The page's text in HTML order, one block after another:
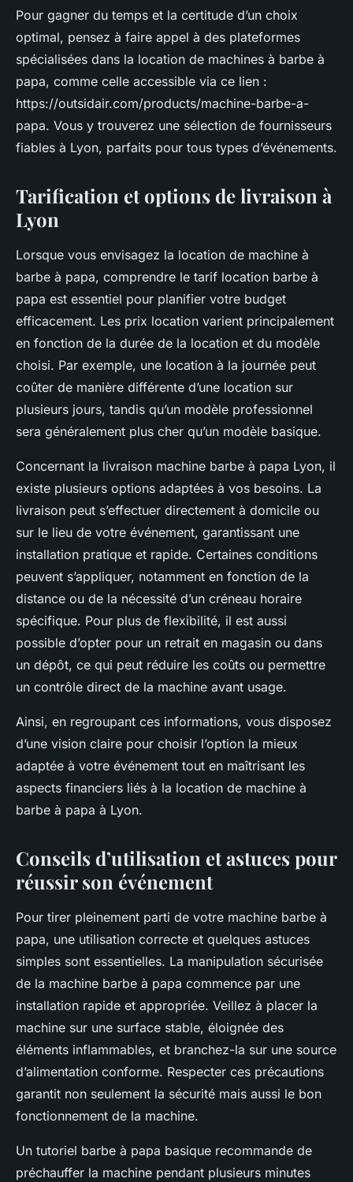
Pour gagner du temps et la certitude d’un choix
optimal, pensez à faire appel à des plateformes
spécialisées dans la location de machines à barbe à
papa, comme celle accessible via ce lien :
https://outsidair.com/products/machine-barbe-a-
papa. Vous y trouverez une sélection de fournisseurs
fiables à Lyon, parfaits pour tous types d’événements.
Tarification et options de livraison à
Lyon
Lorsque vous envisagez la location de machine à
barbe à papa, comprendre le tarif location barbe à
papa est essentiel pour planifier votre budget
efficacement. Les prix location varient principalement
en fonction de la durée de la location et du modèle
choisi. Par exemple, une location à la journée peut
coûter de manière différente d’une location sur
plusieurs jours, tandis qu’un modèle professionnel
sera généralement plus cher qu’un modèle basique.
Concernant la livraison machine barbe à papa Lyon, il
existe plusieurs options adaptées à vos besoins. La
livraison peut s’effectuer directement à domicile ou
sur le lieu de votre événement, garantissant une
installation pratique et rapide. Certaines conditions
peuvent s’appliquer, notamment en fonction de la
distance ou de la nécessité d’un créneau horaire
spécifique. Pour plus de flexibilité, il est aussi
possible d’opter pour un retrait en magasin ou dans
un dépôt, ce qui peut réduire les coûts ou permettre
un contrôle direct de la machine avant usage.
Ainsi, en regroupant ces informations, vous disposez
d’une vision claire pour choisir l’option la mieux
adaptée à votre événement tout en maîtrisant les
aspects financiers liés à la location de machine à
barbe à papa à Lyon.
Conseils d’utilisation et astuces pour
réussir son événement
Pour tirer pleinement parti de votre machine barbe à
papa, une utilisation correcte et quelques astuces
simples sont essentielles. La manipulation sécurisée
de la machine barbe à papa commence par une
installation rapide et appropriée. Veillez à placer la
machine sur une surface stable, éloignée des
éléments inflammables, et branchez-la sur une source
d’alimentation conforme. Respecter ces précautions
garantit non seulement la sécurité mais aussi le bon
fonctionnement de la machine.
Un tutoriel barbe à papa basique recommande de
préchauffer la machine pendant plusieurs minutes